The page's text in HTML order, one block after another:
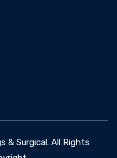
& Surgical. All Rights